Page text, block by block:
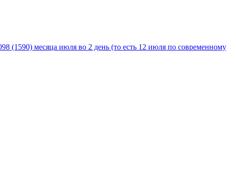
(1590) месяца июля во 2 день (то есть 12 июля по современному